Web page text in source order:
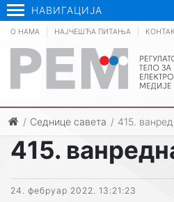
НАВИГАЦИЈА
О НАМА НАЈЧЕШЋА ПИТАЊА
Седнице савета 415.
415.
24. фебруар 2022. 13:21:23